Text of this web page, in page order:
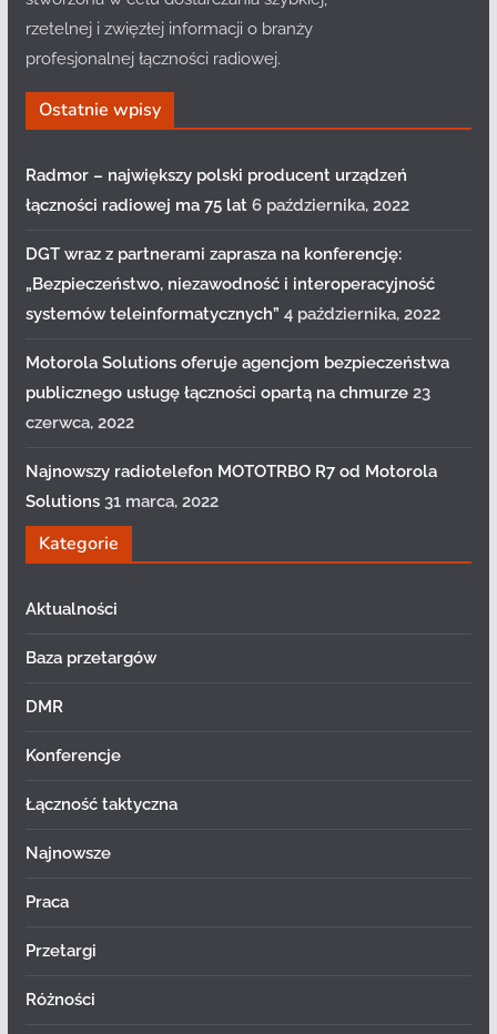
rzetelnej i zwięzłej informacji o branży
profesjonalnej łączności radiowej.
Ostatnie wpisy
Radmor – największy polski producent urządzeń
łączności radiowej ma 75 lat 6 października, 2022
DGT wraz z partnerami zaprasza na konferencję:
„Bezpieczeństwo, niezawodność i interoperacyjność
systemów teleinformatycznych” 4 października, 2022
Motorola Solutions oferuje agencjom bezpieczeństwa
publicznego usługę łączności opartą na chmurze 23
czerwca, 2022
Najnowszy radiotelefon MOTOTRBO R7 od Motorola
Solutions 31 marca, 2022
Kategorie
Aktualności
Baza przetargów
DMR
Konferencje
Łączność taktyczna
Najnowsze
Praca
Przetargi
Różności